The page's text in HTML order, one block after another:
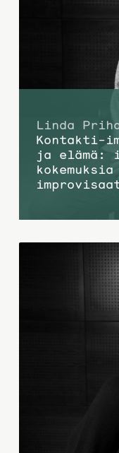
Linda
Kontakti-
ja elämä: